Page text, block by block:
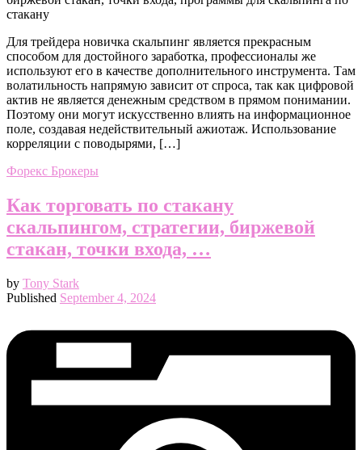
Для трейдера новичка скальпинг является прекрасным
способом для достойного заработка, профессионалы же
используют его в качестве дополнительного инструмента. Там
волатильность напрямую зависит от спроса, так как цифровой
актив не является денежным средством в прямом понимании.
Поэтому они могут искусственно влиять на информационное
поле, создавая недействительный ажиотаж. Использование
корреляции с поводырями, […]
Форекс Брокеры
Как торговать по стакану
скальпингом, стратегии, биржевой
стакан, точки входа, …
by Tony Stark
Published September 4, 2024